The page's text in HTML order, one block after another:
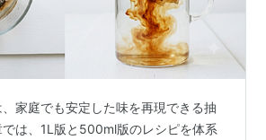
家庭でも安定した味を再現できる抽
は、1L版と500ml版のレシピを体系